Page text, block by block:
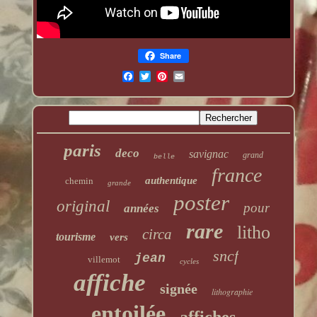
Share
paris deco belle savignac grand
chemin grande authentique france
original années poster pour
tourisme vers circa rare litho
villemot jean cycles sncf
affiche signée lithographie